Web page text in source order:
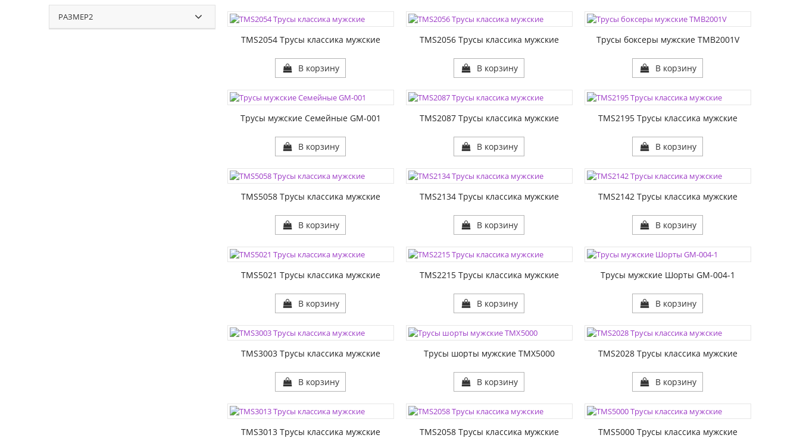
РАЗМЕР2
РАЗМЕР1:
TMS2054 Трусы классика мужские
В корзину
РАЗМЕР1:
TMS2056 Трусы классика мужские
В корзину
РАЗМЕР1:
Трусы боксеры мужские TMB2001V
В корзину
РАЗМЕР1:
Трусы мужские Семейные GM-001
В корзину
РАЗМЕР1:
TMS2087 Трусы классика мужские
В корзину
РАЗМЕР1:
TMS2195 Трусы классика мужские
В корзину
РАЗМЕР1:
TMS5058 Трусы классика мужские
В корзину
РАЗМЕР1:
TMS2134 Трусы классика мужские
В корзину
РАЗМЕР1:
TMS2142 Трусы классика мужские
В корзину
РАЗМЕР1:
TMS5021 Трусы классика мужские
В корзину
РАЗМЕР1:
TMS2215 Трусы классика мужские
В корзину
РАЗМЕР1:
Трусы мужские Шорты GM-004-1
В корзину
РАЗМЕР1:
TMS3003 Трусы классика мужские
В корзину
РАЗМЕР1:
Трусы шорты мужские TMX5000
В корзину
РАЗМЕР1:
TMS2028 Трусы классика мужские
В корзину
РАЗМЕР1:
TMS3013 Трусы классика мужские
РАЗМЕР1:
TMS2058 Трусы классика мужские
РАЗМЕР1:
TMS5000 Трусы классика мужские